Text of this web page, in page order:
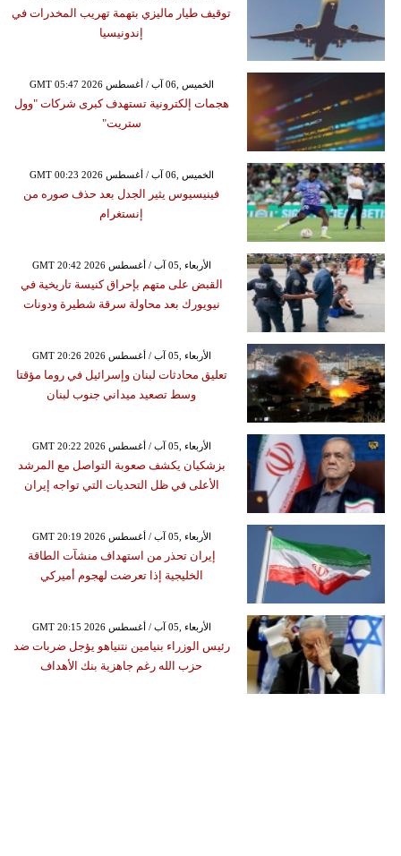
توقيف طيار ماليزي بتهمة تهريب المخدرات في
إندونيسيا
GMT 05:47 2026 الخميس ,06 آب / أغسطس
هجمات إلكترونية تستهدف كبرى شركات "وول
ستريت"
GMT 00:23 2026 الخميس ,06 آب / أغسطس
فينيسيوس يثير الجدل بعد حذف صوره من
إنستغرام
GMT 20:42 2026 الأربعاء ,05 آب / أغسطس
القبض على متهم بإحراق كنيسة تاريخية في
نيويورك بعد محاولة سرقة شطيرة ودونات
GMT 20:26 2026 الأربعاء ,05 آب / أغسطس
تعليق محادثات لبنان وإسرائيل في روما مؤقتا
وسط تصعيد ميداني جنوب لبنان
GMT 20:22 2026 الأربعاء ,05 آب / أغسطس
بزشكيان يكشف صعوبة التواصل مع المرشد
الأعلى في ظل التحديات التي تواجه إيران
GMT 20:19 2026 الأربعاء ,05 آب / أغسطس
إيران تحذر من استهداف منشآت الطاقة
الخليجية إذا تعرضت لهجوم أميركي
GMT 20:15 2026 الأربعاء ,05 آب / أغسطس
رئيس الوزراء بنيامين نتنياهو يؤجل ضربات ضد
حزب الله رغم جاهزية بنك الأهداف